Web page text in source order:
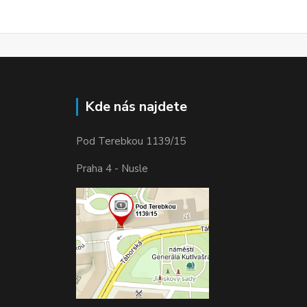
Kde nás najdete
Pod Terebkou 1139/15
Praha 4 - Nusle